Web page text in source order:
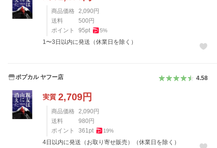
商品価格 2,090 円
送料
500 円
ポイント
95pt 5%
1〜3日以内に発送（休業日を除く）
ポプカル ヤフー店 4.58
実質 2,709円
商品価格 2,090 円
送料
980 円
ポイント
361pt 19%
4日以内に発送（お取り寄せ販売）（休業日を除く）